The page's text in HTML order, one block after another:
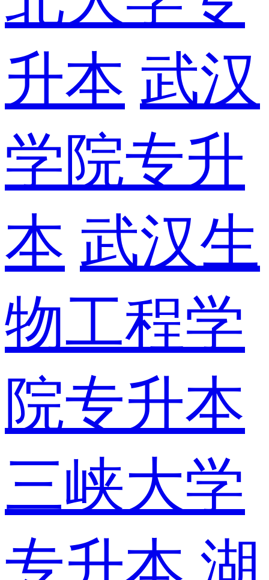
升本 武汉
学院专升
本 武汉生
物工程学
院专升本
三峡大学